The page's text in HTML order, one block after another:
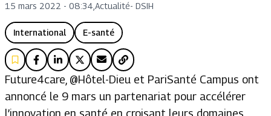
15 mars 2022 - 08:34 Actualité- DSIH
International E-santé
Future4care, @Hôtel-Dieu et PariSanté Campus ont
annoncé le 9 mars un partenariat pour accélérer
l’innovation en santé en croisant leurs domaines